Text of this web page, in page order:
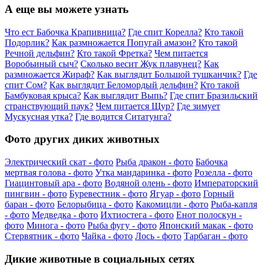
А еще вы можете узнать
Что ест Бабочка Крапивница? Где спит Корелла? Кто такой
Подорлик? Как размножается Попугай амазон? Кто такой
Речной дельфин? Кто такой Фретка? Чем питается
Воробьиный сыч? Сколько весит Жук плавунец? Как
размножается Жираф? Как выглядит Большой тушканчик? Где
спит Сом? Как выглядит Беломордый дельфин? Кто такой
Бамбуковая крыса? Как выглядит Выпь? Где спит Бразильский
странствующий паук? Чем питается Щур? Где зимует
Мускусная утка? Где водится Ситатунга?
Фото других диких животных
Электрический скат - фото Рыба дракон - фото Бабочка
мертвая голова - фото Утка мандаринка - фото Розелла - фото
Гиацинтовый ара - фото Водяной олень - фото Императорский
пингвин - фото Буревестник - фото Ягуар - фото Горный
баран - фото Белорыбица - фото Какомицли - фото Рыба-капля
- фото Медведка - фото Ихтиостега - фото Енот полоскун -
фото Минога - фото Рыба фугу - фото Японский макак - фото
Стервятник - фото Чайка - фото Лось - фото Тарбаган - фото
Дикие животные в социальных сетях